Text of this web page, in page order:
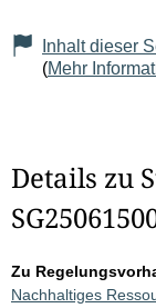
Inhalt dieser
(Mehr
Details zu
Zu
Nachhaltiges